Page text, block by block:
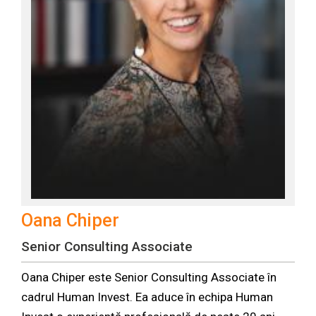
Oana Chiper
Senior Consulting Associate
Oana Chiper este Senior Consulting Associate în
cadrul Human Invest. Ea aduce în echipa Human